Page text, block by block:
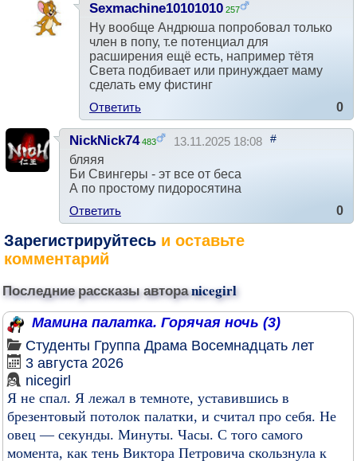
Sexmachine10101010 257
11.10.2025 19:31 #
Ну вообще Андрюша попробовал только
член в попу, т.е потенциал для
расширения ещё есть, например тётя
Света подбивает или принуждает маму
сделать ему фистинг
Ответить
0
NickNick74 483 13.11.2025 18:08 #
бляяя
Би Свингеры - эт все от беса
А по простому пидopocятина
Ответить
0
Зарегистрируйтесь и оставьте
комментарий
Последние рассказы автораnicegirl
Мамина палатка. Горячая ночь (3)
Студенты Группа Драма Восемнадцать лет
3 августа 2026
nicegirl
Я не спал. Я лежал в темноте, уставившись в
брезентовый потолок палатки, и считал про себя. Не
овец — секунды. Минуты. Часы. С того самого
момента, как тень Виктора Петровича скользнула к